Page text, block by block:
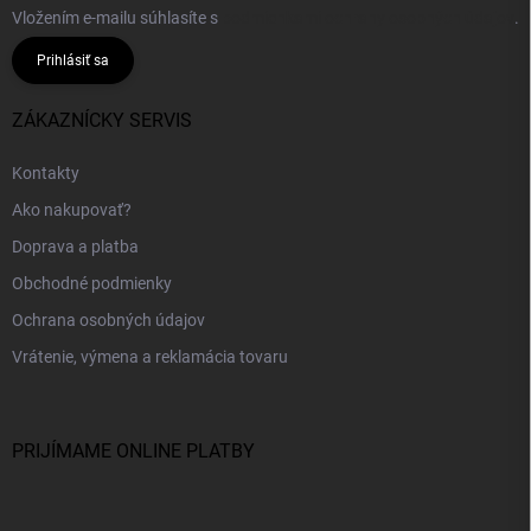
Vložením e-mailu súhlasíte s .
Prihlásiť sa
ZÁKAZNÍCKY SERVIS
Kontakty
Ako nakupovať?
Doprava a platba
Obchodné podmienky
Ochrana osobných údajov
Vrátenie, výmena a reklamácia tovaru
PRIJÍMAME ONLINE PLATBY